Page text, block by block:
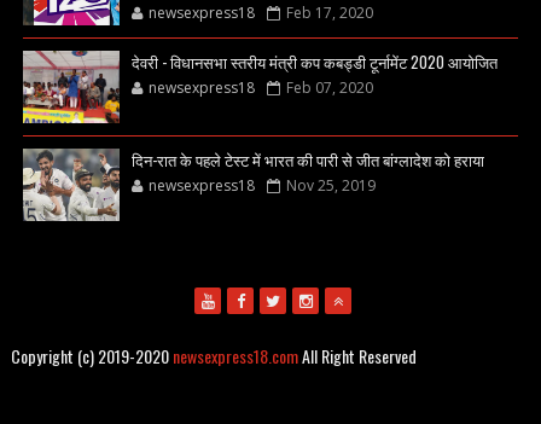
newsexpress18 Feb 17, 2020
देवरी - विधानसभा स्तरीय मंत्री कप कबड्डी टूर्नामेंट 2020 आयोजित
newsexpress18 Feb 07, 2020
दिन-रात के पहले टेस्ट में भारत की पारी से जीत बांग्लादेश को हराया
newsexpress18 Nov 25, 2019
Copyright (c) 2019-2020newsexpress18.comAll Right Reserved